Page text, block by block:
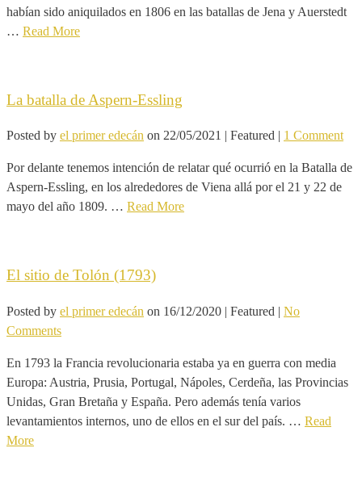
habían sido aniquilados en 1806 en las batallas de Jena y Auerstedt
… Read More
La batalla de Aspern-Essling
Posted by el primer edecán on 22/05/2021 | Featured | 1 Comment
Por delante tenemos intención de relatar qué ocurrió en la Batalla de
Aspern-Essling, en los alrededores de Viena allá por el 21 y 22 de
mayo del año 1809. … Read More
El sitio de Tolón (1793)
Posted by el primer edecán on 16/12/2020 | Featured | No
Comments
En 1793 la Francia revolucionaria estaba ya en guerra con media
Europa: Austria, Prusia, Portugal, Nápoles, Cerdeña, las Provincias
Unidas, Gran Bretaña y España. Pero además tenía varios
levantamientos internos, uno de ellos en el sur del país. … Read
More